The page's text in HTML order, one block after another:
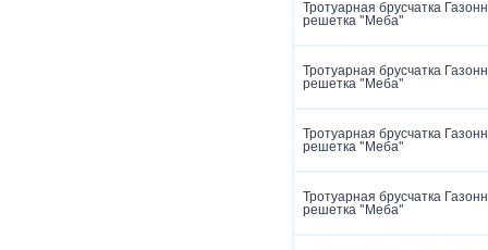
Тротуарная брусчатка
решетка "Меба"
Тротуарная брусчатка
решетка "Меба"
Тротуарная брусчатка
решетка "Меба"
Тротуарная брусчатка
решетка "Меба"